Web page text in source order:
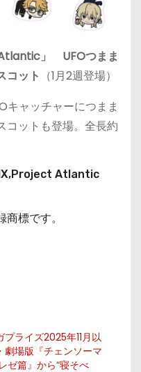
」 UFOつまま
コット （1月2週登場）
キャッチャーにつまま
コットも登場。全長約
Atlantic
標です。
プライズ2025年11月以
劇場版『チェンソーマ
ゼ篇』から“寝そべ